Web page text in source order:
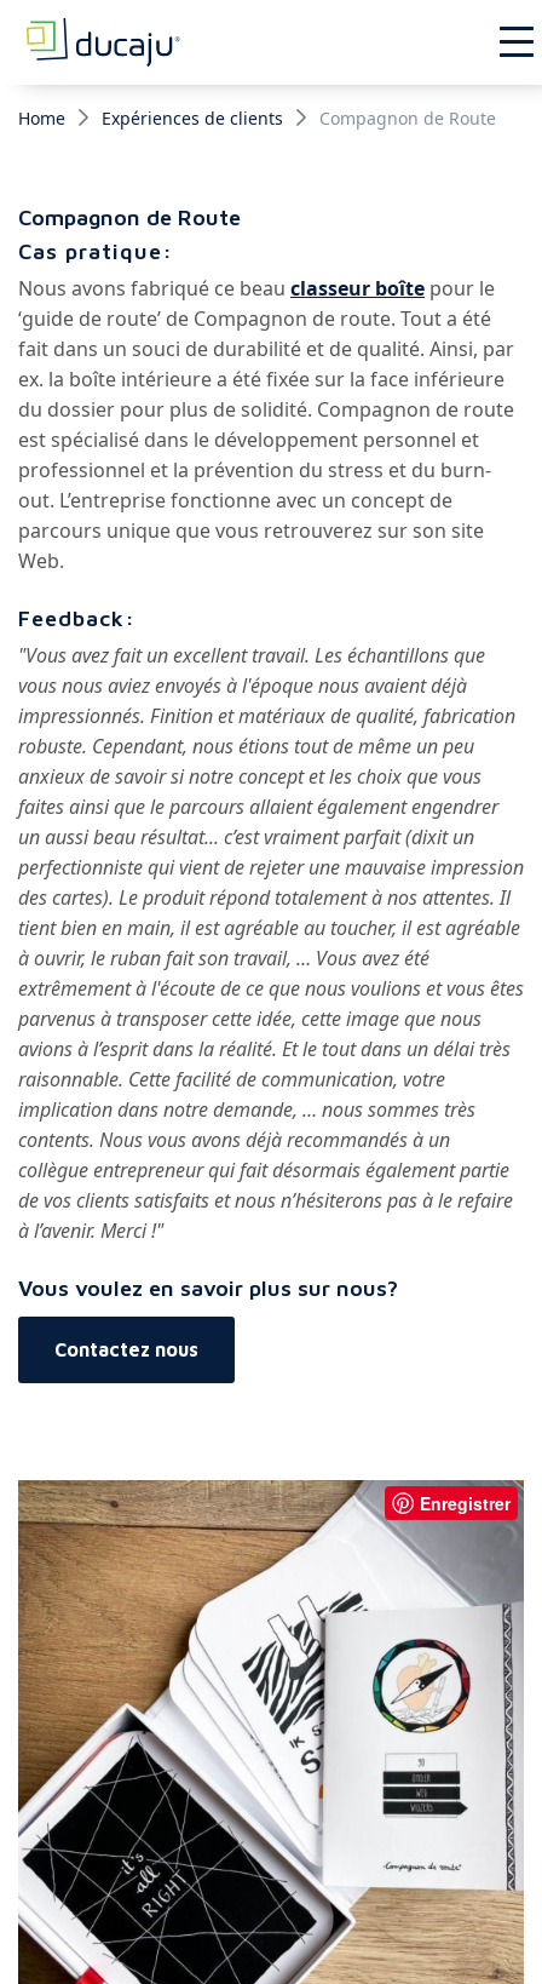
Home Expériences de clients Compagnon de Route
Compagnon de Route
Cas pratique:
Nous avons fabriqué ce beau classeur boîte pour le
‘guide de route’ de Compagnon de route. Tout a été
fait dans un souci de durabilité et de qualité. Ainsi, par
ex. la boîte intérieure a été fixée sur la face inférieure
du dossier pour plus de solidité. Compagnon de route
est spécialisé dans le développement personnel et
professionnel et la prévention du stress et du burn-
out. L’entreprise fonctionne avec un concept de
parcours unique que vous retrouverez sur son site
Web.
Feedback:
"Vous avez fait un excellent travail. Les échantillons que
vous nous aviez envoyés à l'époque nous avaient déjà
impressionnés. Finition et matériaux de qualité, fabrication
robuste. Cependant, nous étions tout de même un peu
anxieux de savoir si notre concept et les choix que vous
faites ainsi que le parcours allaient également engendrer
un aussi beau résultat... c’est vraiment parfait (dixit un
perfectionniste qui vient de rejeter une mauvaise impression
des cartes). Le produit répond totalement à nos attentes. Il
tient bien en main, il est agréable au toucher, il est agréable
à ouvrir, le ruban fait son travail, … Vous avez été
extrêmement à l'écoute de ce que nous voulions et vous êtes
parvenus à transposer cette idée, cette image que nous
avions à l’esprit dans la réalité. Et le tout dans un délai très
raisonnable. Cette facilité de communication, votre
implication dans notre demande, … nous sommes très
contents. Nous vous avons déjà recommandés à un
collègue entrepreneur qui fait désormais également partie
de vos clients satisfaits et nous n’hésiterons pas à le refaire
à l’avenir. Merci !"
Vous voulez en savoir plus sur nous?
Contactez nous
Enregistrer